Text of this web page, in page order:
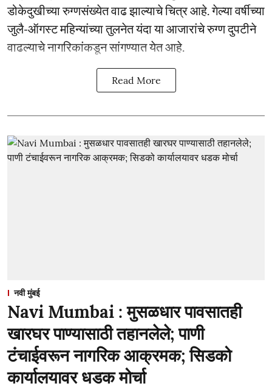
डोकेदुखीच्या रुग्णसंख्येत वाढ झाल्याचे चित्र आहे. गेल्या वर्षीच्या
जुलै-ऑगस्ट महिन्यांच्या तुलनेत यंदा या आजारांचे रुग्ण दुपटीने
वाढल्याचे नागरिकांकडून सांगण्यात येत आहे.
Read More
नवी मुंबई
Navi Mumbai : मुसळधार पावसातही
खारघर पाण्यासाठी तहानलेले; पाणी
टंचाईवरून नागरिक आक्रमक; सिडको
कार्यालयावर धडक मोर्चा